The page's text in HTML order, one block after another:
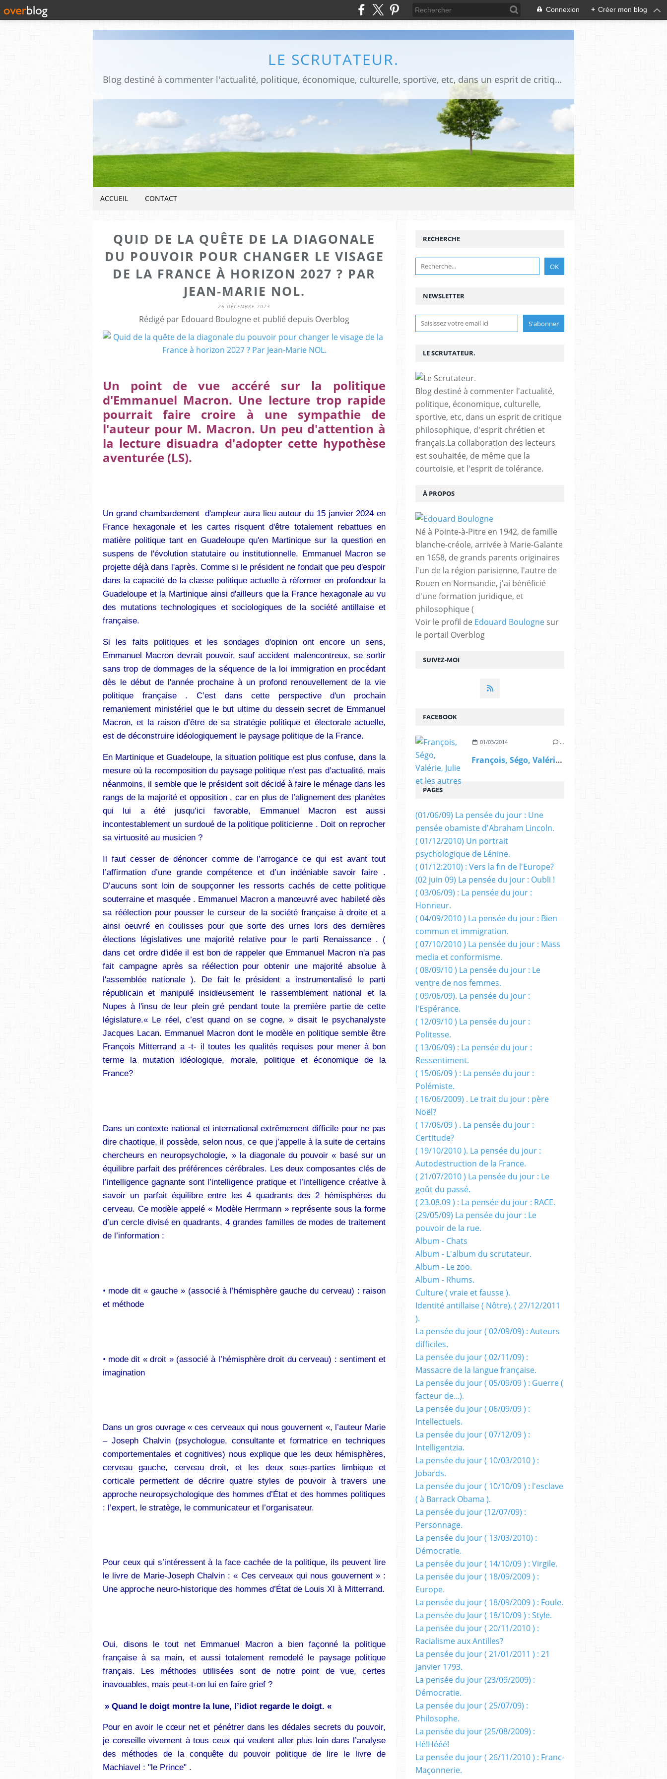
Connexion + Créer mon blog
LE SCRUTATEUR.
Blog destiné à commenter l'actualité, politique, économique, culturelle, sportive, etc, dans un esprit de critique philosophique, d'esprit chrétien et français.La collaboration des lecteurs est souhaitée, de même que la courtoisie, et l'esprit de tolérance.
ACCUEIL CONTACT
QUID DE LA QUÊTE DE LA DIAGONALE
DU POUVOIR POUR CHANGER LE VISAGE
DE LA FRANCE À HORIZON 2027 ? PAR
JEAN-MARIE NOL.
26 DÉCEMBRE 2023
Rédigé par Edouard Boulogne et publié depuis Overblog
Un point de vue accéré sur la politique
d'Emmanuel Macron. Une lecture trop rapide
pourrait faire croire à une sympathie de
l'auteur pour M. Macron. Un peu d'attention à
la lecture disuadra d'adopter cette hypothèse
aventurée (LS).
Un grand chambardement d'ampleur aura lieu autour du 15 janvier 2024 en
France hexagonale et les cartes risquent d'être totalement rebattues en
matière politique tant en Guadeloupe qu'en Martinique sur la question en
suspens de l'évolution statutaire ou institutionnelle. Emmanuel Macron se
projette déjà dans l'après. Comme si le président ne fondait que peu d'espoir
dans la capacité de la classe politique actuelle à réformer en profondeur la
Guadeloupe et la Martinique ainsi d'ailleurs que la France hexagonale au vu
des mutations technologiques et sociologiques de la société antillaise et
française.
Si les faits politiques et les sondages d'opinion ont encore un sens,
Emmanuel Macron devrait pouvoir, sauf accident malencontreux, se sortir
sans trop de dommages de la séquence de la loi immigration en procédant
dès le début de l'année prochaine à un profond renouvellement de la vie
politique française . C’est dans cette perspective d'un prochain
remaniement ministériel que le but ultime du dessein secret de Emmanuel
Macron, et la raison d’être de sa stratégie politique et électorale actuelle,
est de déconstruire idéologiquement le paysage politique de la France.
En Martinique et Guadeloupe, la situation politique est plus confuse, dans la
mesure où la recomposition du paysage politique n’est pas d’actualité, mais
néanmoins, il semble que le président soit décidé à faire le ménage dans les
rangs de la majorité et opposition , car en plus de l’alignement des planètes
qui lui a été jusqu’ici favorable, Emmanuel Macron est aussi
incontestablement un surdoué de la politique politicienne . Doit on reprocher
sa virtuosité au musicien ?
Il faut cesser de dénoncer comme de l’arrogance ce qui est avant tout
l’affirmation d’une grande compétence et d’un indéniable savoir faire .
D’aucuns sont loin de soupçonner les ressorts cachés de cette politique
souterraine et masquée . Emmanuel Macron a manœuvré avec habileté dès
sa réélection pour pousser le curseur de la société française à droite et a
ainsi oeuvré en coulisses pour que sorte des urnes lors des dernières
élections législatives une majorité relative pour le parti Renaissance . (
dans cet ordre d'idée il est bon de rappeler que Emmanuel Macron n'a pas
fait campagne après sa réélection pour obtenir une majorité absolue à
l'assemblée nationale ). De fait le président a instrumentalisé le parti
républicain et manipulé insidieusement le rassemblement national et la
Nupes à l'insu de leur plein gré pendant toute la première partie de cette
législature.« Le réel, c’est quand on se cogne. » disait le psychanalyste
Jacques Lacan. Emmanuel Macron dont le modèle en politique semble être
François Mitterrand a -t- il toutes les qualités requises pour mener à bon
terme la mutation idéologique, morale, politique et économique de la
France?
Dans un contexte national et international extrêmement difficile pour ne pas
dire chaotique, il possède, selon nous, ce que j’appelle à la suite de certains
chercheurs en neuropsychologie, » la diagonale du pouvoir « basé sur un
équilibre parfait des préférences cérébrales. Les deux composantes clés de
l’intelligence gagnante sont l’intelligence pratique et l’intelligence créative à
savoir un parfait équilibre entre les 4 quadrants des 2 hémisphères du
cerveau. Ce modèle appelé « Modèle Herrmann » représente sous la forme
d’un cercle divisé en quadrants, 4 grandes familles de modes de traitement
de l’information :
• mode dit « gauche » (associé à l’hémisphère gauche du cerveau) : raison
et méthode
• mode dit « droit » (associé à l’hémisphère droit du cerveau) : sentiment et
imagination
Dans un gros ouvrage « ces cerveaux qui nous gouvernent «, l’auteur Marie
– Joseph Chalvin (psychologue, consultante et formatrice en techniques
comportementales et cognitives) nous explique que les deux hémisphères,
cerveau gauche, cerveau droit, et les deux sous-parties limbique et
corticale permettent de décrire quatre styles de pouvoir à travers une
approche neuropsychologique des hommes d’État et des hommes politiques
: l’expert, le stratège, le communicateur et l’organisateur.
Pour ceux qui s’intéressent à la face cachée de la politique, ils peuvent lire
le livre de Marie-Joseph Chalvin : « Ces cerveaux qui nous gouvernent » :
Une approche neuro-historique des hommes d’État de Louis XI à Mitterrand.
Oui, disons le tout net Emmanuel Macron a bien façonné la politique
française à sa main, et aussi totalement remodelé le paysage politique
français. Les méthodes utilisées sont de notre point de vue, certes
inavouables, mais peut-t-on lui en faire grief ?
» Quand le doigt montre la lune, l’idiot regarde le doigt. «
Pour en avoir le cœur net et pénétrer dans les dédales secrets du pouvoir,
je conseille vivement à tous ceux qui veulent aller plus loin dans l’analyse
des méthodes de la conquête du pouvoir politique de lire le livre de
Machiavel : "le Prince" .
NEWSLETTER
SUIVEZ-MOI
RECHERCHE
LE SCRUTATEUR.
Blog destiné à commenter l'actualité,
politique, économique, culturelle,
sportive, etc, dans un esprit de critique
philosophique, d'esprit chrétien et
français.La collaboration des lecteurs
est souhaitée, de même que la
courtoisie, et l'esprit de tolérance.
À PROPOS
Né à Pointe-à-Pitre en 1942, de famille
blanche-créole, arrivée à Marie-Galante
en 1658, de grands parents originaires
l'un de la région parisienne, l'autre de
Rouen en Normandie, j'ai bénéficié
d'une formation juridique, et
philosophique (
Voir le profil de Edouard Boulogne sur
le portail Overblog
FACEBOOK
01/03/2014 …
François, Ségo, Valérie, Julie et les autres
PAGES
(01/06/09) La pensée du jour : Une
pensée obamiste d'Abraham Lincoln.
( 01/12/2010) Un portrait
psychologique de Lénine.
( 01/12:2010) : Vers la fin de l'Europe?
(02 juin 09) La pensée du jour : Oubli !
( 03/06/09) : La pensée du jour :
Honneur.
( 04/09/2010 ) La pensée du jour : Bien
commun et immigration.
( 07/10/2010 ) La pensée du jour : Mass
media et conformisme.
( 08/09/10 ) La pensée du jour : Le
ventre de nos femmes.
( 09/06/09). La pensée du jour :
l'Espérance.
( 12/09/10 ) La pensée du jour :
Politesse.
( 13/06/09) : La pensée du jour :
Ressentiment.
( 15/06/09 ) : La pensée du jour :
Polémiste.
( 16/06/2009) . Le trait du jour : père
Noël?
( 17/06/09 ) . La pensée du jour :
Certitude?
( 19/10/2010 ). La pensée du jour :
Autodestruction de la France.
( 21/07/2010 ) La pensée du jour : Le
goût du passé.
( 23.08.09 ) : La pensée du jour : RACE.
(29/05/09) La pensée du jour : Le
pouvoir de la rue.
Album - Chats
Album - L'album du scrutateur.
Album - Le zoo.
Album - Rhums.
Culture ( vraie et fausse ).
Identité antillaise ( Nôtre). ( 27/12/2011
).
La pensée du jour ( 02/09/09) : Auteurs
difficiles.
La pensée du jour ( 02/11/09) :
Massacre de la langue française.
La pensée du jour ( 05/09/09 ) : Guerre (
facteur de...).
La pensée du jour ( 06/09/09 ) :
Intellectuels.
La pensée du jour ( 07/12/09 ) :
Intelligentzia.
La pensée du jour ( 10/03/2010 ) :
Jobards.
La pensée du jour ( 10/10/09 ) : l'esclave
( à Barrack Obama ).
La pensée du jour (12/07/09) :
Personnage.
La pensée du jour ( 13/03/2010) :
Démocratie.
La pensée du jour ( 14/10/09 ) : Virgile.
La pensée du jour ( 18/09/2009 ) :
Europe.
La pensée du jour ( 18/09/2009 ) : Foule.
La pensée du Jour ( 18/10/09 ) : Style.
La pensée du jour ( 20/11/2010 ) :
Racialisme aux Antilles?
La pensée du jour ( 21/01/2011 ) : 21
janvier 1793.
La pensée du jour (23/09/2009) :
Démocratie.
La pensée du jour ( 25/07/09) :
Philosophe.
La pensée du jour (25/08/2009) :
Hé!Hééé!
La pensée du jour ( 26/11/2010 ) : Franc-
Maçonnerie.